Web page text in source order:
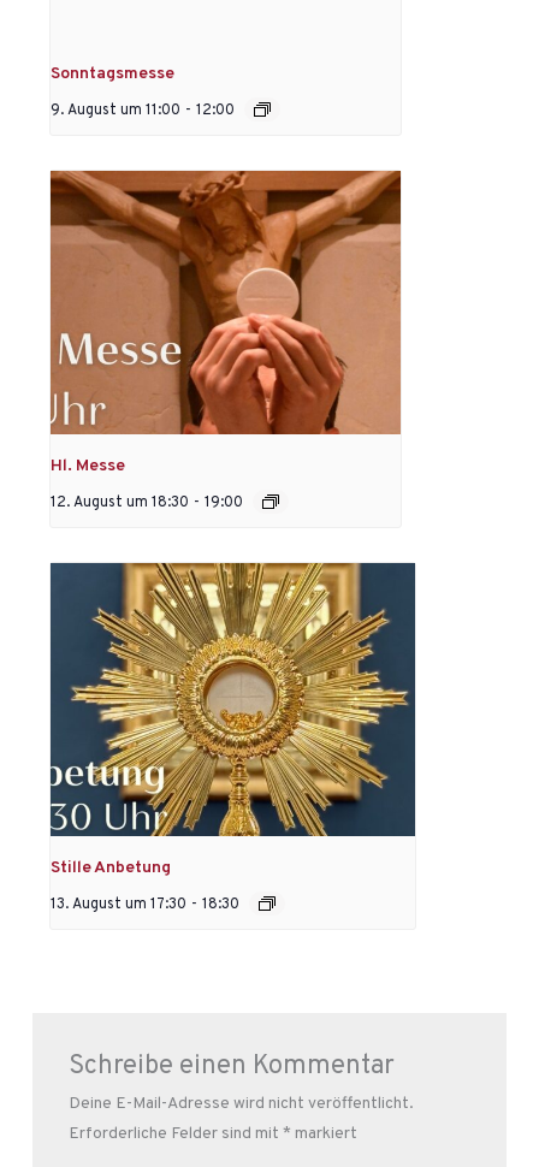
Sonntagsmesse
9. August um 11:00 - 12:00
Hl. Messe
12. August um 18:30 - 19:00
Stille Anbetung
13. August um 17:30 - 18:30
Schreibe einen Kommentar
Deine E-Mail-Adresse wird nicht veröffentlicht.
Erforderliche Felder sind mit * markiert